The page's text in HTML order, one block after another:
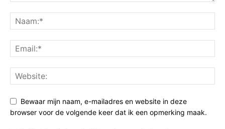
Bewaar mijn naam, e-mailadres en website in deze
browser voor de volgende keer dat ik een opmerking maak.